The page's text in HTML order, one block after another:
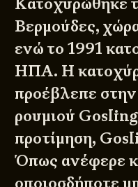
Κατοχυρώθηκε
Βερμούδες,
ενώ το 1991
ΗΠΑ. Η
προέβλεπε
ρουμιού
προτίμηση,
Όπως ανέφερε